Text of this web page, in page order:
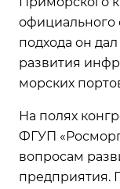
официального
подхода он
развития
морских
На полях
ФГУП
вопросам
предприятия.